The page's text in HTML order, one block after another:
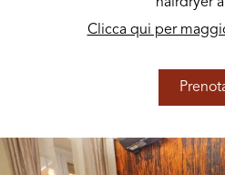
Clicca qui per